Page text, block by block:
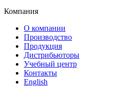
Компания
О компании
Производство
Продукция
Дистрибьюторы
Учебный центр
Контакты
English